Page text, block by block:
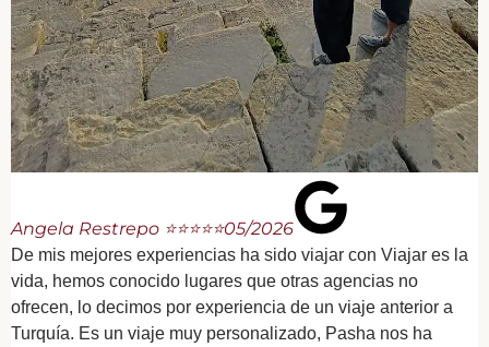
Angela Restrepo ⭐⭐⭐⭐⭐05/2026
De mis mejores experiencias ha sido viajar con Viajar es la
vida, hemos conocido lugares que otras agencias no
ofrecen, lo decimos por experiencia de un viaje anterior a
Turquía. Es un viaje muy personalizado, Pasha nos ha